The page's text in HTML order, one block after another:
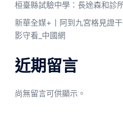
桓臺縣試驗中學：長途森和診
新華全媒+丨阿到九宮格見證
影守看_中國網
近期留言
尚無留言可供顯示。